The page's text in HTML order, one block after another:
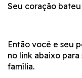
Seu coração
Então você e seu
no link abaixo
família.